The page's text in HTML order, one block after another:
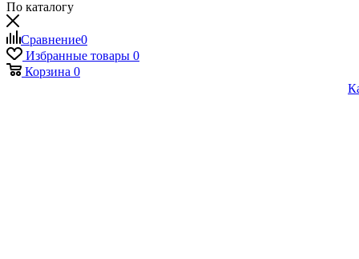
По каталогу
Сравнение0
Избранные товары 0
Корзина 0